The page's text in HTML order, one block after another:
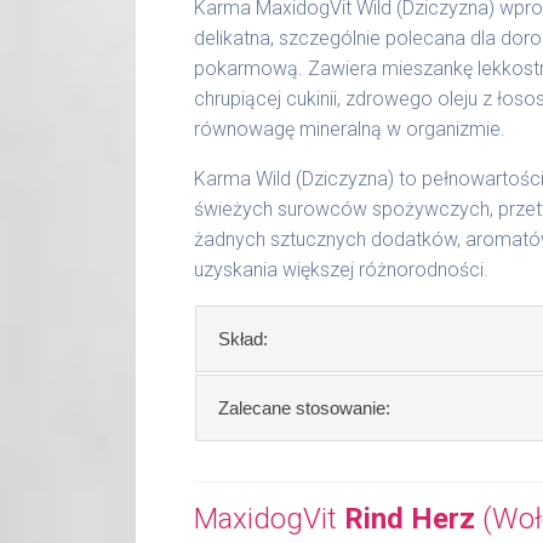
Podane liczby są wartościami
aktywności, warunków hodowli oraz
Waga netto/Nr art.: 200 g/1001 |
Karma MaxidogVit Wild (Dziczyzna)
delikatna, szczególnie polecana dla
pokarmową. Zawiera mieszankę
chrupiącej cukinii, zdrowego oleju z
równowagę mineralną w organizmie.
Karma Wild (Dziczyzna) to
świeżych surowców spożywczych,
żadnych sztucznych dodatków,
uzyskania większej różnorodności.
Skład:
Skład:mięso i produkty pochodzenia
dynia, 2% cukinia, bulion mięsny, algi,
surowe białko 11,60 %
Zalecane stosowanie:
Zalecamy przechowywanie
MaxidogVit Rind Herz